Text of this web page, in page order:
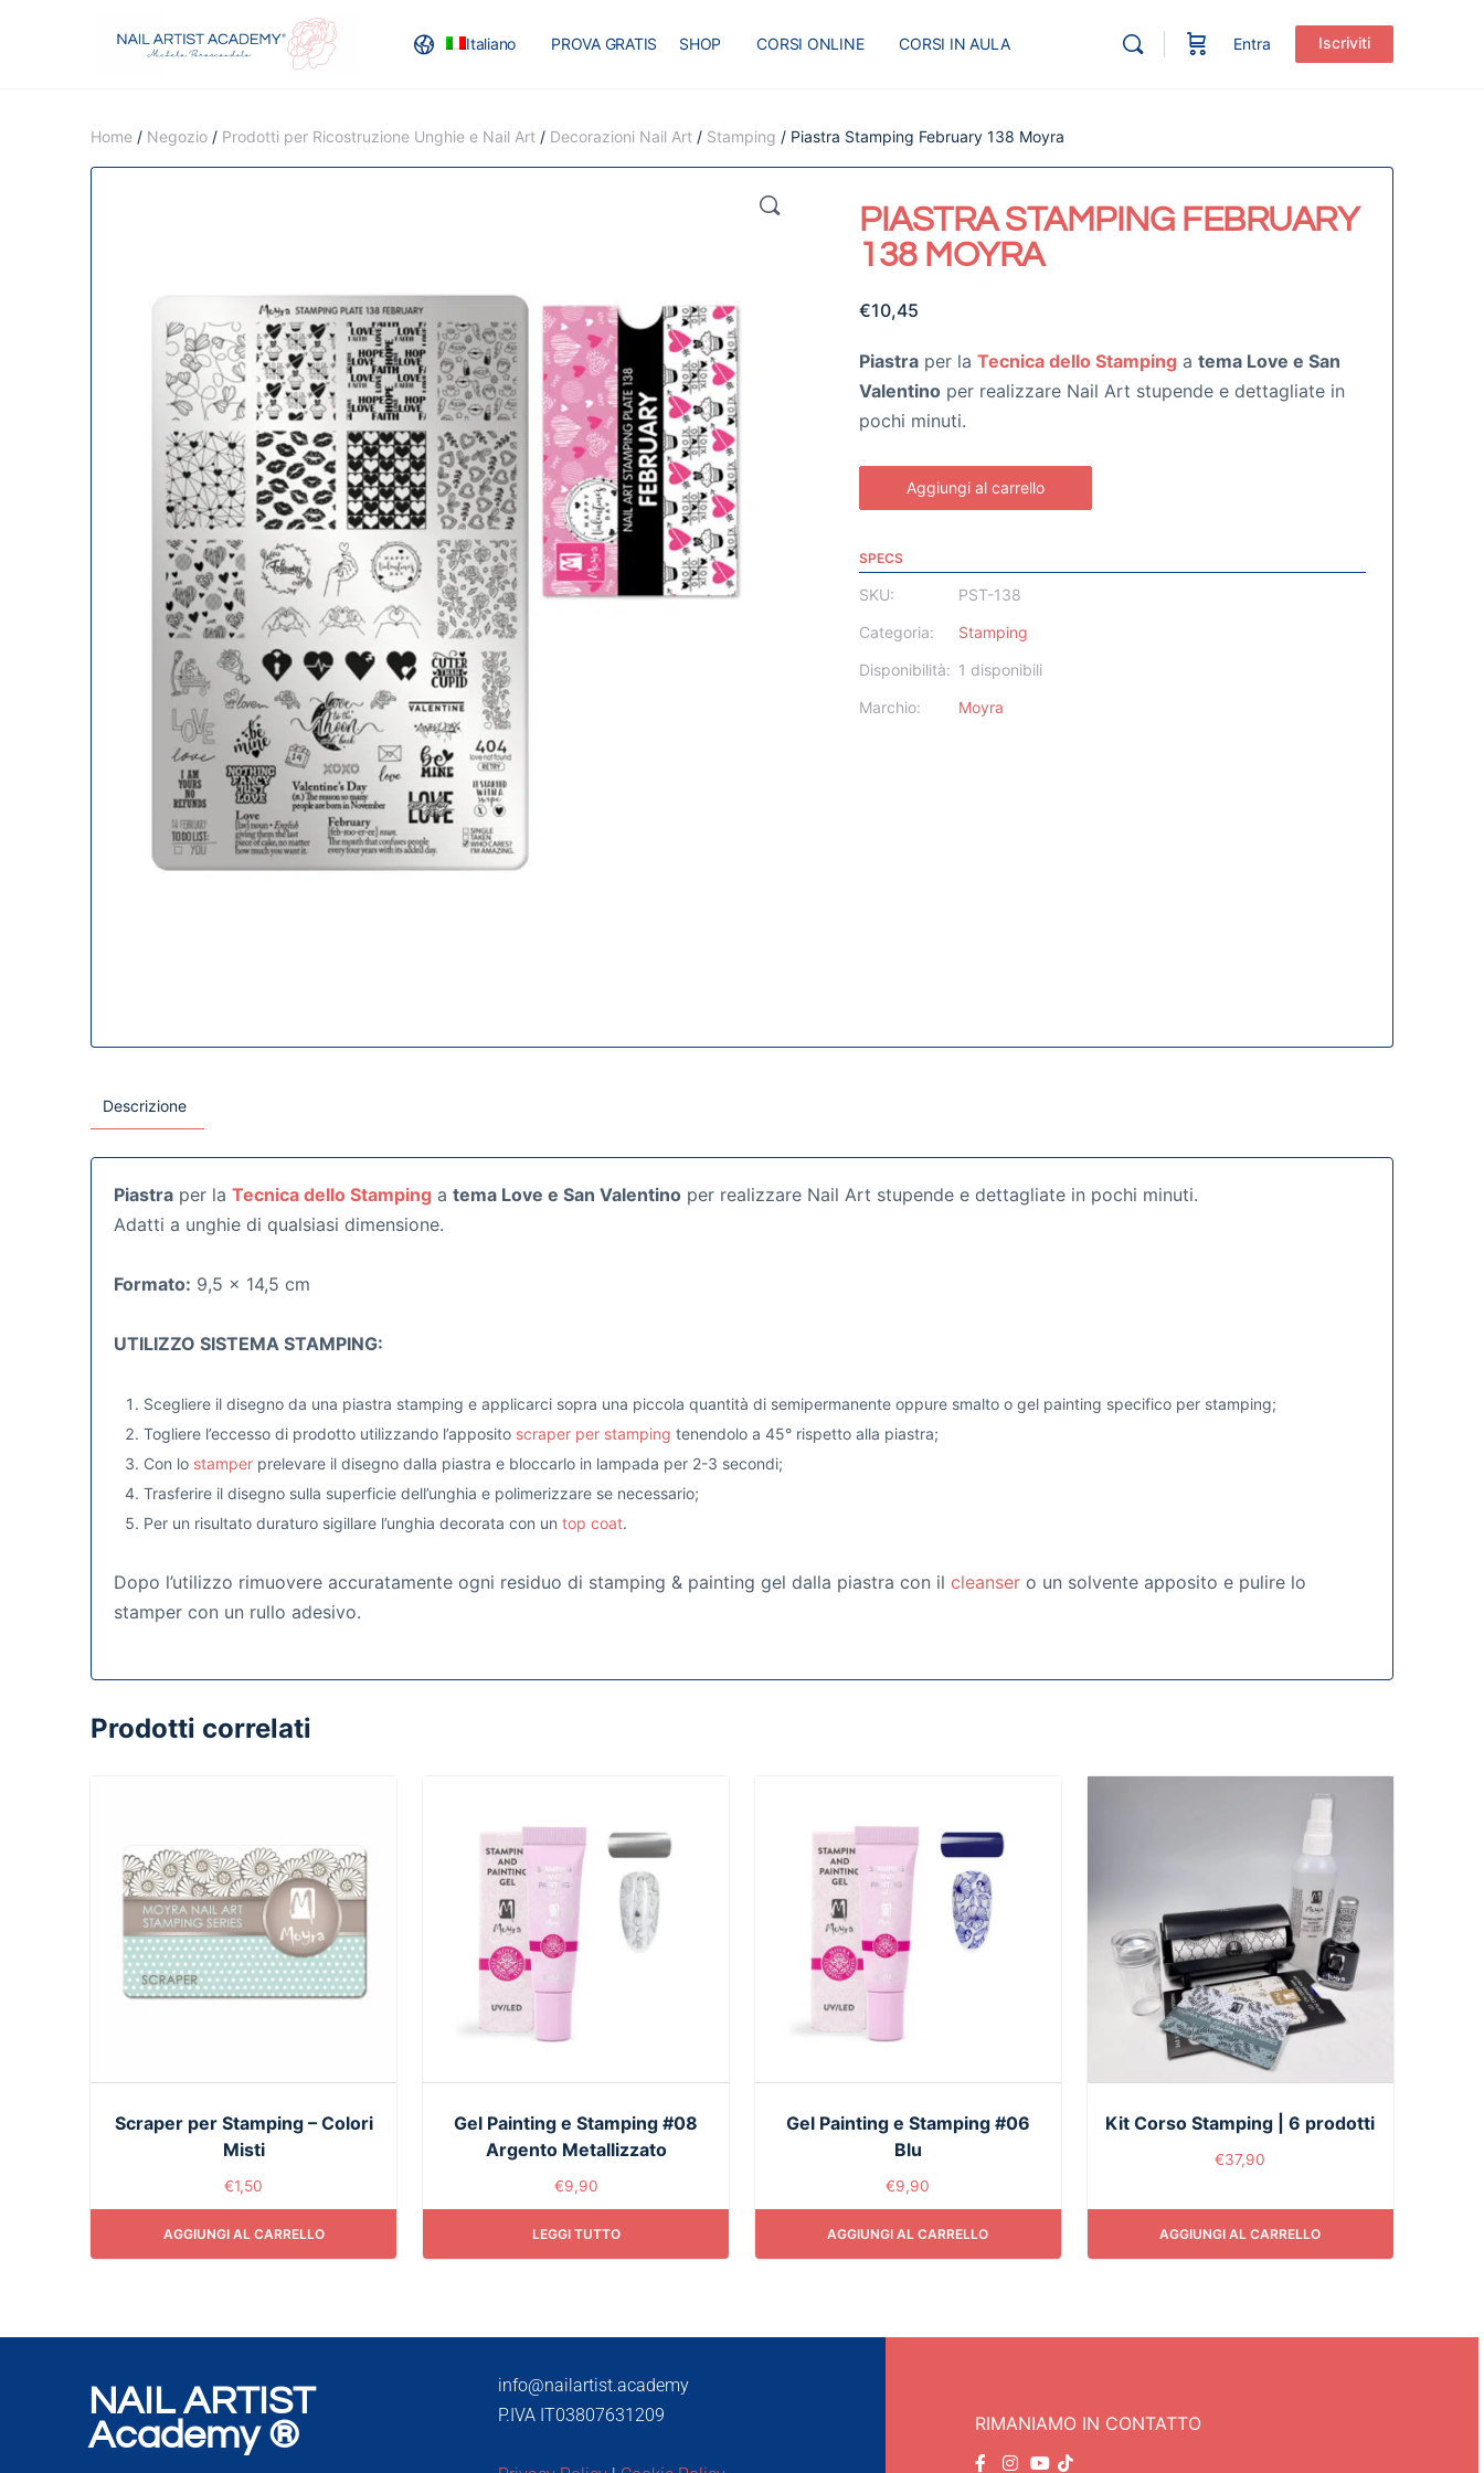
Italiano PROVA GRATIS SHOP CORSI ONLINE CORSI IN AULA
RECENSIONI MASTER BLOG
Entra Iscriviti
Home / Negozio / Prodotti per Ricostruzione Unghie e Nail Art / Decorazioni Nail Art / Stamping / Piastra Stamping February 138 Moyra
🔍
PIASTRA STAMPING FEBRUARY
138 MOYRA
€10,45
Piastra per laTecnica dello Stamping atema Love e San
Valentino per realizzare Nail Art stupende e dettagliate in
pochi minuti.
Aggiungi al carrello
SPECS
SKU:
PST-138
Categoria:
Stamping
Disponibilità: 1 disponibili
Marchio:
Moyra
Descrizione
Piastra per la Tecnica dello Stamping a tema Love e San Valentino per realizzare Nail Art stupende e dettagliate in pochi minuti.
Adatti a unghie di qualsiasi dimensione.
Formato: 9,5 x 14,5 cm
UTILIZZO SISTEMA STAMPING:
Scegliere il disegno da una piastra stamping e applicarci sopra una piccola quantità di semipermanente oppure smalto o gel painting specifico per stamping;
Togliere l’eccesso di prodotto utilizzando l’apposito scraper per stamping tenendolo a 45° rispetto alla piastra;
Con lo stamper prelevare il disegno dalla piastra e bloccarlo in lampada per 2-3 secondi;
Trasferire il disegno sulla superficie dell’unghia e polimerizzare se necessario;
Per un risultato duraturo sigillare l’unghia decorata con un top coat.
Dopo l’utilizzo rimuovere accuratamente ogni residuo di stamping & painting gel dalla piastra con il cleanser o un solvente apposito e pulire lo
stamper con un rullo adesivo.
Prodotti correlati
Scraper per Stamping – Colori
Misti
€1,50
AGGIUNGI AL CARRELLO
Gel Painting e Stamping #08
Argento Metallizzato
€9,90
LEGGI TUTTO
Gel Painting e Stamping #06
Blu
€9,90
AGGIUNGI AL CARRELLO
Kit Corso Stamping | 6 prodotti
€37,90
AGGIUNGI AL CARRELLO
NAIL ARTIST
Academy ®
info@nailartist.academy
P.IVA IT03807631209
RIMANIAMO IN CONTATTO